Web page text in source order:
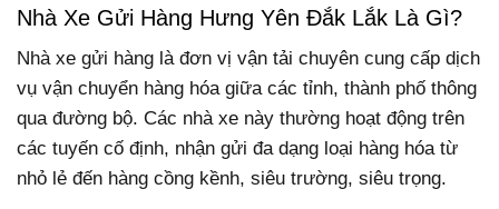
Nhà Xe Gửi Hàng Hưng Yên Đắk Lắk Là Gì?
Nhà xe gửi hàng là đơn vị vận tải chuyên cung cấp dịch
vụ vận chuyển hàng hóa giữa các tỉnh, thành phố thông
qua đường bộ. Các nhà xe này thường hoạt động trên
các tuyến cố định, nhận gửi đa dạng loại hàng hóa từ
nhỏ lẻ đến hàng cồng kềnh, siêu trường, siêu trọng.